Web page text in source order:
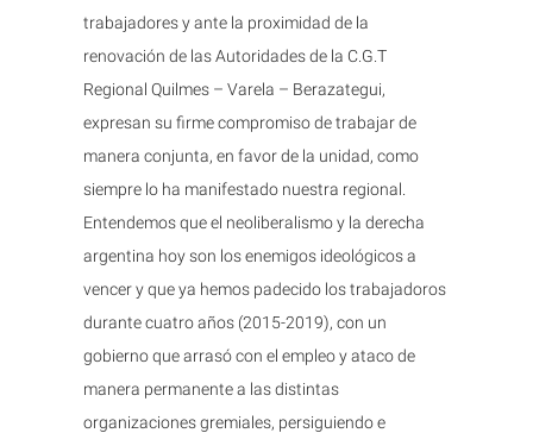
trabajadores y ante la proximidad de la
renovación de las Autoridades de la C.G.T
Regional Quilmes – Varela – Berazategui,
expresan su firme compromiso de trabajar de
manera conjunta, en favor de la unidad, como
siempre lo ha manifestado nuestra regional.
Entendemos que el neoliberalismo y la derecha
argentina hoy son los enemigos ideológicos a
vencer y que ya hemos padecido los trabajadoros
durante cuatro años (2015-2019), con un
gobierno que arrasó con el empleo y ataco de
manera permanente a las distintas
organizaciones gremiales, persiguiendo e